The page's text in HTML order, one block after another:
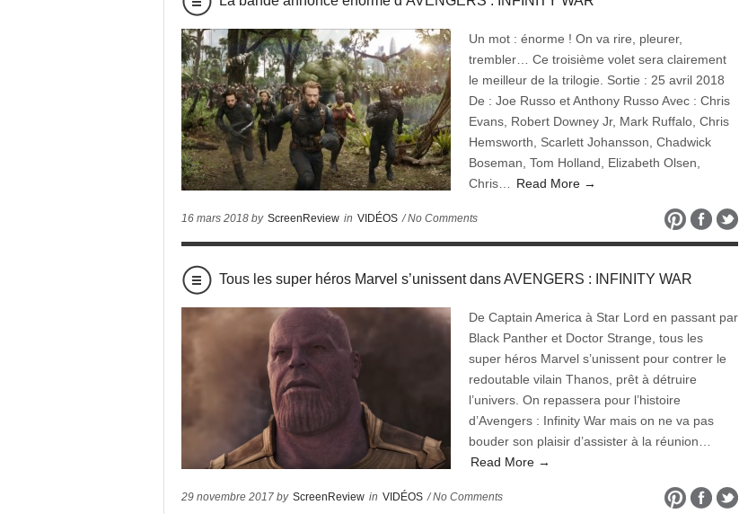
Un mot : énorme ! On va rire, pleurer,
trembler… Ce troisième volet sera clairement
le meilleur de la trilogie. Sortie : 25 avril 2018
De : Joe Russo et Anthony Russo Avec : Chris
Evans, Robert Downey Jr, Mark Ruffalo, Chris
Hemsworth, Scarlett Johansson, Chadwick
Boseman, Tom Holland, Elizabeth Olsen,
Chris…
Read More →
16 mars 2018 by ScreenReview in VIDÉOS / No Comments
Tous les super héros Marvel s’unissent dans AVENGERS : INFINITY WAR
De Captain America à Star Lord en passant par
Black Panther et Doctor Strange, tous les
super héros Marvel s’unissent pour contrer le
redoutable vilain Thanos, prêt à détruire
l’univers. On repassera pour l’histoire
d’Avengers : Infinity War mais on ne va pas
bouder son plaisir d’assister à la réunion…
Read More →
29 novembre 2017 by ScreenReview in VIDÉOS / No Comments